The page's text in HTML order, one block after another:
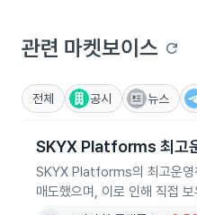
관련 마켓보이스 refresh
전체 공시 뉴스
SKYX Platforms 최고운
SKYX Platforms의 최고운영
매도했으며, 이로 인해 직접